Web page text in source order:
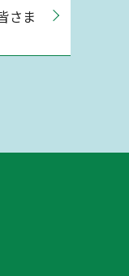
さま